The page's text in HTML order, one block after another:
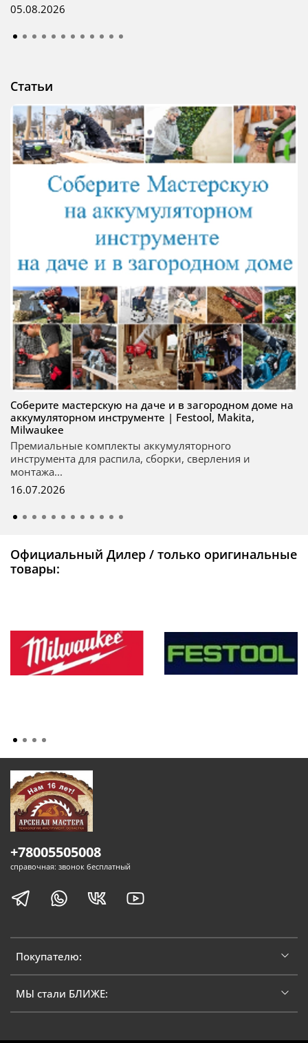
05.08.2026
Статьи
Соберите мастерскую на даче и в загородном доме на
аккумуляторном инструменте | Festool, Makita,
Milwaukee
Премиальные комплекты аккумуляторного
инструмента для распила, сборки, сверления и
монтажа...
16.07.2026
Официальный Дилер / только оригинальные
товары:
Покупателю:
МЫ стали БЛИЖЕ:
+78005505008
справочная: звонок бесплатный